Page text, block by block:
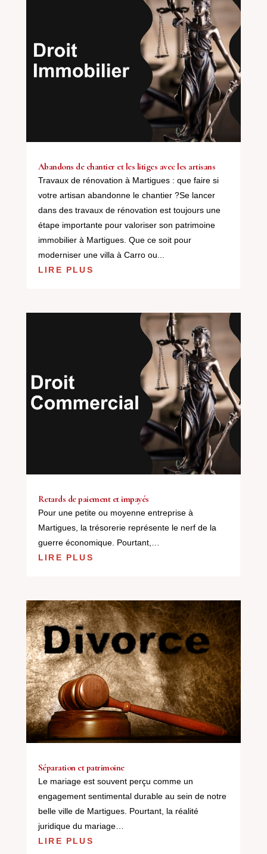
Abandons de chantier et les litiges avec les artisans
Travaux de rénovation à Martigues : que faire si
votre artisan abandonne le chantier ?Se lancer
dans des travaux de rénovation est toujours une
étape importante pour valoriser son patrimoine
immobilier à Martigues. Que ce soit pour
moderniser une villa à Carro ou...
LIRE PLUS
Retards de paiement et impayés
Pour une petite ou moyenne entreprise à
Martigues, la trésorerie représente le nerf de la
guerre économique. Pourtant,…
LIRE PLUS
Séparation et patrimoine
Le mariage est souvent perçu comme un
engagement sentimental durable au sein de notre
belle ville de Martigues. Pourtant, la réalité
juridique du mariage…
LIRE PLUS